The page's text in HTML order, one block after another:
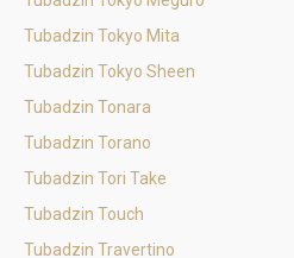
Tubadzin Tokyo Mita
Tubadzin Tokyo Sheen
Tubadzin Tonara
Tubadzin Torano
Tubadzin Tori Take
Tubadzin Touch
Tubadzin Travertino